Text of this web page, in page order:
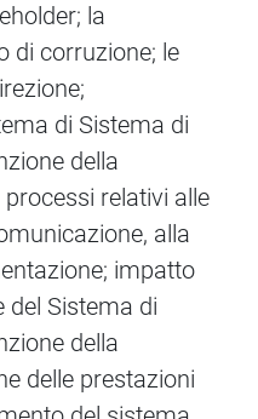
la
di corruzione; le
di Sistema di
della
relativi alle
alla
impatto
del Sistema di
della
delle prestazioni